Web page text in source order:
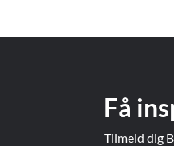
Få
Tilmeld dig